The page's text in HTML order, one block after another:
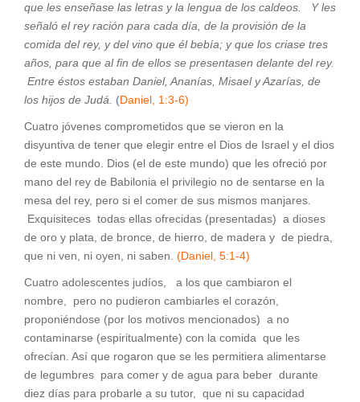
que les enseñase las letras y la lengua de los caldeos. Y les
señaló el rey ración para cada día, de la provisión de la
comida del rey, y del vino que él bebía; y que los criase tres
años, para que al fin de ellos se presentasen delante del rey.
Entre éstos estaban Daniel, Ananías, Misael y Azarías, de
los hijos de Judá. (Daniel, 1:3-6)
Cuatro jóvenes comprometidos que se vieron en la
disyuntiva de tener que elegir entre el Dios de Israel y el dios
de este mundo. Dios (el de este mundo) que les ofreció por
mano del rey de Babilonia el privilegio no de sentarse en la
mesa del rey, pero si el comer de sus mismos manjares.
Exquisiteces todas ellas ofrecidas (presentadas) a dioses
de oro y plata, de bronce, de hierro, de madera y de piedra,
que ni ven, ni oyen, ni saben. (Daniel, 5:1-4)
Cuatro adolescentes judíos, a los que cambiaron el
nombre, pero no pudieron cambiarles el corazón,
proponiéndose (por los motivos mencionados) a no
contaminarse (espiritualmente) con la comida que les
ofrecían. Así que rogaron que se les permitiera alimentarse
de legumbres para comer y de agua para beber durante
diez días para probarle a su tutor, que ni su capacidad